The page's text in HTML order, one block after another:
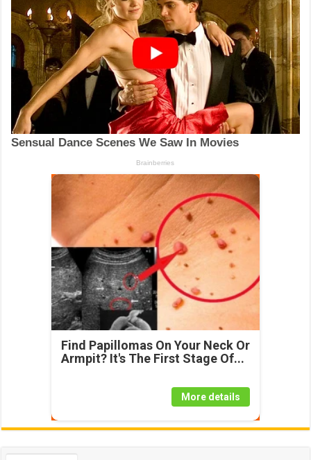
Find Papillomas On Your Neck Or
Armpit? It's The First Stage Of...
More details